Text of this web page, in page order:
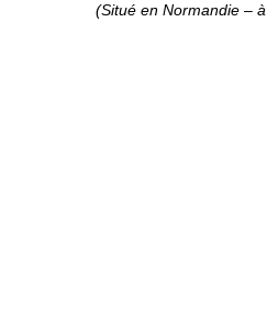
(Situé en Normandie –